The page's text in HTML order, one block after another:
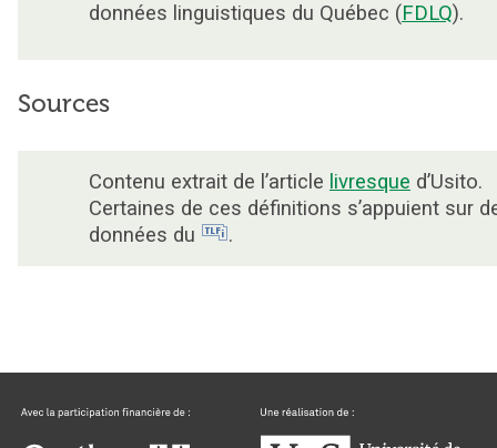
données linguistiques du Québec (FDLQ).
Sources
Contenu extrait de l’article livresque d’Usito.
Certaines de ces définitions s’appuient sur
données du
.